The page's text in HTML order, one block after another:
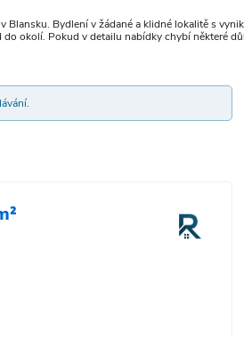
Blansku. Bydlení v žádané a klidné lokalitě s
okolí. Pokud v detailu nabídky chybí některé